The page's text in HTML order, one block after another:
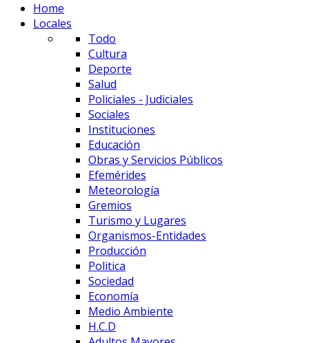
Home
Locales
Todo
Cultura
Deporte
Salud
Policiales - Judiciales
Sociales
Instituciones
Educación
Obras y Servicios Públicos
Efemérides
Meteorología
Gremios
Turismo y Lugares
Organismos-Entidades
Producción
Politica
Sociedad
Economía
Medio Ambiente
H.C.D